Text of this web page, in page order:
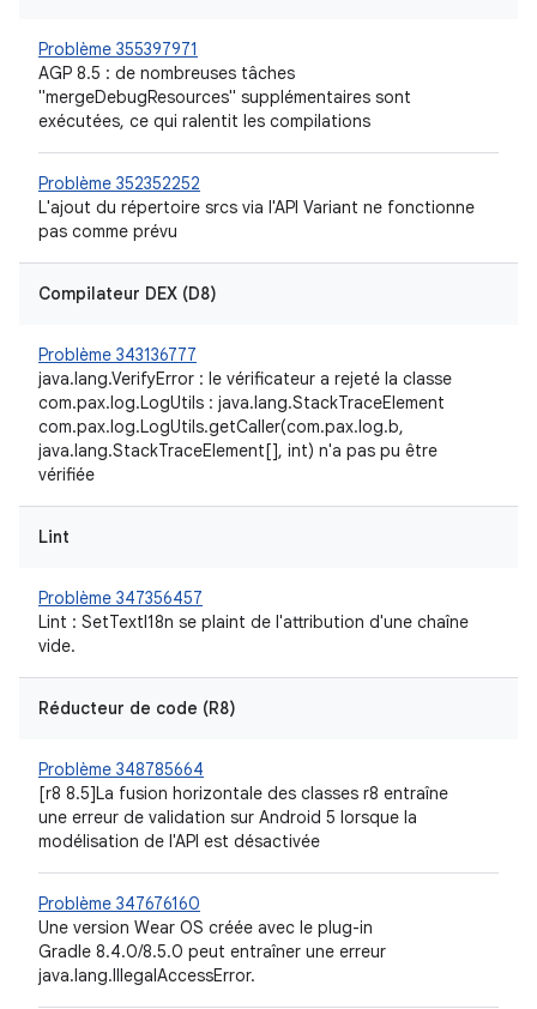
Problème 355397971
AGP 8.5 : de nombreuses tâches
"mergeDebugResources" supplémentaires sont
exécutées, ce qui ralentit les compilations
Problème 352352252
L'ajout du répertoire srcs via l'API Variant ne fonctionne
pas comme prévu
Compilateur DEX (D8)
Problème 343136777
java.lang.VerifyError : le vérificateur a rejeté la classe
com.pax.log.LogUtils : java.lang.StackTraceElement
com.pax.log.LogUtils.getCaller(com.pax.log.b,
java.lang.StackTraceElement[], int) n'a pas pu être
vérifiée
Lint
Problème 347356457
Lint : SetTextI18n se plaint de l'attribution d'une chaîne
vide.
Réducteur de code (R8)
Problème 348785664
[r8 8.5]La fusion horizontale des classes r8 entraîne
une erreur de validation sur Android 5 lorsque la
modélisation de l'API est désactivée
Problème 347676160
Une version Wear OS créée avec le plug-in
Gradle 8.4.0/8.5.0 peut entraîner une erreur
java.lang.IllegalAccessError.